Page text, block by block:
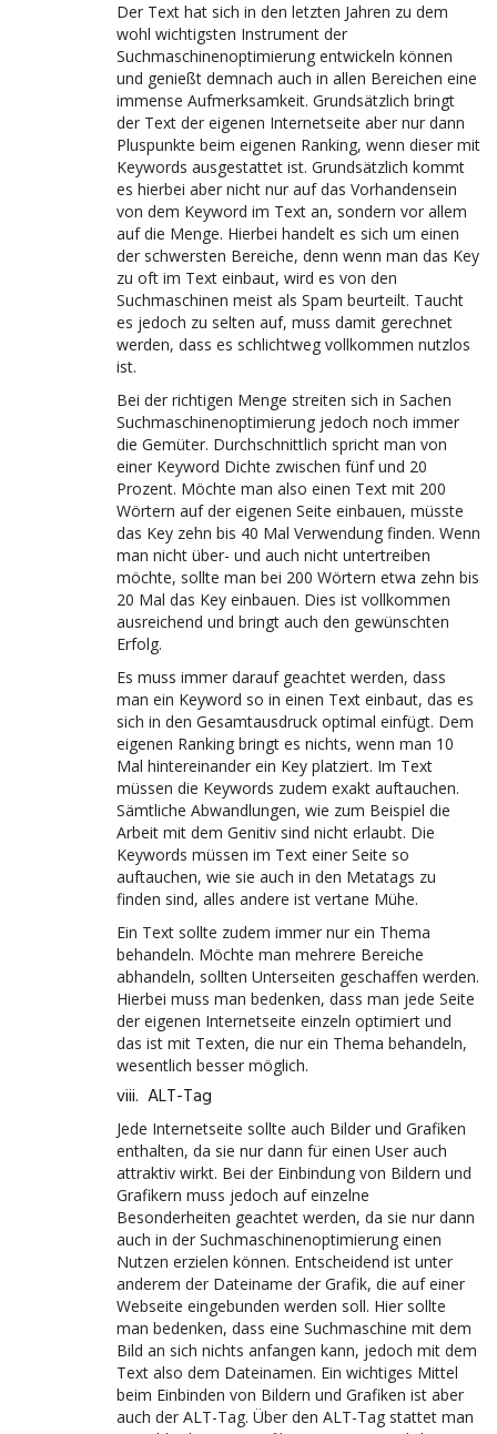
Der Text hat sich in den letzten Jahren zu dem
wohl wichtigsten Instrument der
Suchmaschinenoptimierung entwickeln können
und genießt demnach auch in allen Bereichen eine
immense Aufmerksamkeit. Grundsätzlich bringt
der Text der eigenen Internetseite aber nur dann
Pluspunkte beim eigenen Ranking, wenn dieser mit
Keywords ausgestattet ist. Grundsätzlich kommt
es hierbei aber nicht nur auf das Vorhandensein
von dem Keyword im Text an, sondern vor allem
auf die Menge. Hierbei handelt es sich um einen
der schwersten Bereiche, denn wenn man das Key
zu oft im Text einbaut, wird es von den
Suchmaschinen meist als Spam beurteilt. Taucht
es jedoch zu selten auf, muss damit gerechnet
werden, dass es schlichtweg vollkommen nutzlos
ist.
Bei der richtigen Menge streiten sich in Sachen
Suchmaschinenoptimierung jedoch noch immer
die Gemüter. Durchschnittlich spricht man von
einer Keyword Dichte zwischen fünf und 20
Prozent. Möchte man also einen Text mit 200
Wörtern auf der eigenen Seite einbauen, müsste
das Key zehn bis 40 Mal Verwendung finden. Wenn
man nicht über- und auch nicht untertreiben
möchte, sollte man bei 200 Wörtern etwa zehn bis
20 Mal das Key einbauen. Dies ist vollkommen
ausreichend und bringt auch den gewünschten
Erfolg.
Es muss immer darauf geachtet werden, dass
man ein Keyword so in einen Text einbaut, das es
sich in den Gesamtausdruck optimal einfügt. Dem
eigenen Ranking bringt es nichts, wenn man 10
Mal hintereinander ein Key platziert. Im Text
müssen die Keywords zudem exakt auftauchen.
Sämtliche Abwandlungen, wie zum Beispiel die
Arbeit mit dem Genitiv sind nicht erlaubt. Die
Keywords müssen im Text einer Seite so
auftauchen, wie sie auch in den Metatags zu
finden sind, alles andere ist vertane Mühe.
Ein Text sollte zudem immer nur ein Thema
behandeln. Möchte man mehrere Bereiche
abhandeln, sollten Unterseiten geschaffen werden.
Hierbei muss man bedenken, dass man jede Seite
der eigenen Internetseite einzeln optimiert und
das ist mit Texten, die nur ein Thema behandeln,
wesentlich besser möglich.
viii. ALT-Tag
Jede Internetseite sollte auch Bilder und Grafiken
enthalten, da sie nur dann für einen User auch
attraktiv wirkt. Bei der Einbindung von Bildern und
Grafikern muss jedoch auf einzelne
Besonderheiten geachtet werden, da sie nur dann
auch in der Suchmaschinenoptimierung einen
Nutzen erzielen können. Entscheidend ist unter
anderem der Dateiname der Grafik, die auf einer
Webseite eingebunden werden soll. Hier sollte
man bedenken, dass eine Suchmaschine mit dem
Bild an sich nichts anfangen kann, jedoch mit dem
Text also dem Dateinamen. Ein wichtiges Mittel
beim Einbinden von Bildern und Grafiken ist aber
auch der ALT-Tag. Über den ALT-Tag stattet man